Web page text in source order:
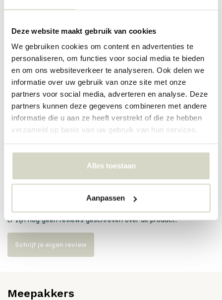
Deze website maakt gebruik van cookies
We gebruiken cookies om content en advertenties te
personaliseren, om functies voor social media te bieden
en om ons websiteverkeer te analyseren. Ook delen we
informatie over uw gebruik van onze site met onze
partners voor social media, adverteren en analyse. Deze
partners kunnen deze gegevens combineren met andere
informatie die u aan ze heeft verstrekt of die ze hebben
verzameld op basis van uw gebruik van hun services.
Alles toestaan
Aanpassen
Maat: diameter 9cm, hoogte 7cm
Materiaal: keramiek
Kleur: groen
Overige: geschikt voor de vaatwasser
PRODUCTSPECIFICATIES
Artikelnummer 57041
SKU
Er zijn nog geen reviews geschreven over dit product..
Schrijf je eigen review
Meepakkers